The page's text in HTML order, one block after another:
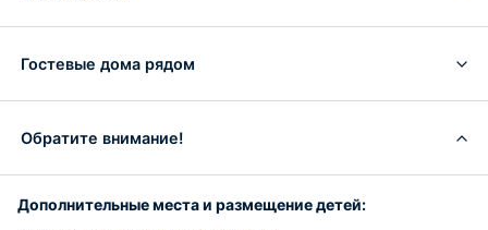
Гостевые дома рядом
Обратите внимание!
Дополнительные места и размещение детей: